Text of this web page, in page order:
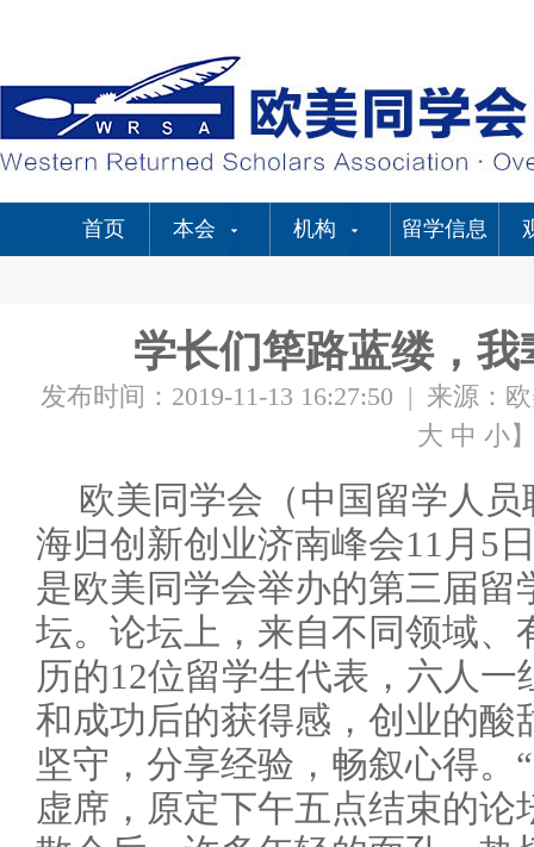
首页 本会 机构 留学信息
学长们筚路蓝缕，
发布时间：2019-11-13 16:27:50 | 来源：
大 中 小
欧美同学会（中国留学人
海归创新创业济南峰会11月5
是欧美同学会举办的第三届留
坛。论坛上，来自不同领域、
历的12位留学生代表，六人
和成功后的获得感，创业的酸
坚守，分享经验，畅叙心得。
虚席，原定下午五点结束的论